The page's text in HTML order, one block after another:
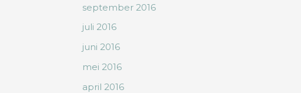
september 2016
juli 2016
juni 2016
mei 2016
april 2016